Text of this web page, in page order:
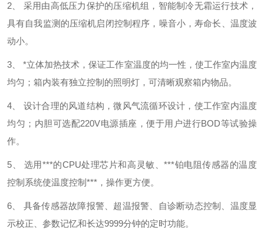
2、 采用由高低压力保护的压缩机组，智能制冷无霜运行技术，
具有自我监测的压缩机启闭控制程序，噪音小，寿命长、温度波
动小。
3、*立体加热技术，保证工作室温度的均一性，使工作室内温度
均匀；箱内装有独立控制的照明灯，可清晰观察箱内物品。
4、 设计合理的风道结构，微风气流循环设计，使工作室内温度
均匀；内胆可选配220V电源插座，便于用户进行BOD等试验操
作。
5、 选用***的CPU处理芯片和高灵敏、***铂电阻传感器的温度
控制系统使温度控制***，操作更方便。
6、 具备传感器故障报警、超温报警、自诊断动态控制、温度显
示校正、参数记忆和长达9999分钟的定时功能。